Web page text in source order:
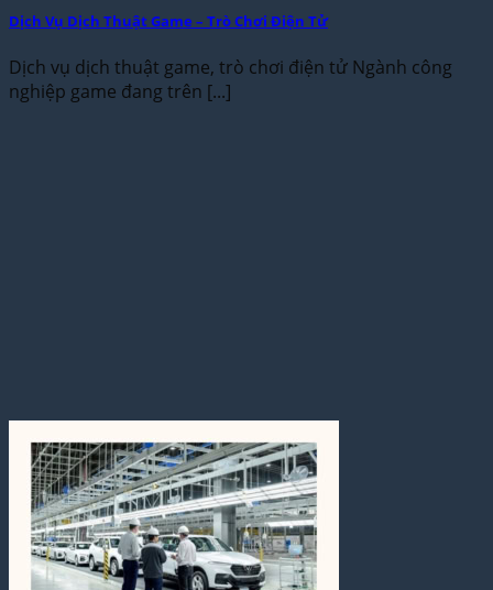
Dịch Vụ Dịch Thuật Game – Trò Chơi Điện Tử
Dịch vụ dịch thuật game, trò chơi điện tử Ngành công
nghiệp game đang trên [...]